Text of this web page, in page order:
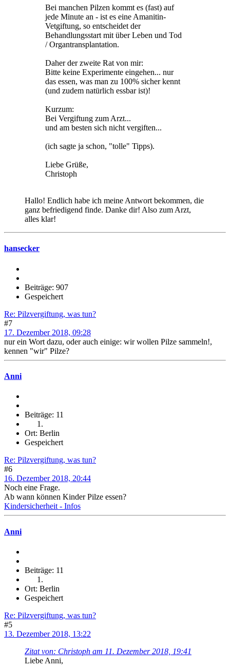
Bei manchen Pilzen kommt es (fast) auf
jede Minute an - ist es eine Amanitin-
Vetgiftung, so entscheidet der
Behandlungsstart mit über Leben und Tod
/ Organtransplantation.
Daher der zweite Rat von mir:
Bitte keine Experimente eingehen... nur
das essen, was man zu 100% sicher kennt
(und zudem natürlich essbar ist)!
Kurzum:
Bei Vergiftung zum Arzt...
und am besten sich nicht vergiften...
(ich sagte ja schon, "tolle" Tipps).
Liebe Grüße,
Christoph
Hallo! Endlich habe ich meine Antwort bekommen, die
ganz befriedigend finde. Danke dir! Also zum Arzt,
alles klar!
hansecker
Beiträge: 907
Gespeichert
Re: Pilzvergiftung, was tun?
#7
17. Dezember 2018, 09:28
nur ein Wort dazu, oder auch einige: wir wollen Pilze sammeln!,
kennen "wir" Pilze?
Anni
Beiträge: 11
Ort: Berlin
Gespeichert
Re: Pilzvergiftung, was tun?
#6
16. Dezember 2018, 20:44
Noch eine Frage.
Ab wann können Kinder Pilze essen?
Kindersicherheit - Infos
Anni
Beiträge: 11
Ort: Berlin
Gespeichert
Re: Pilzvergiftung, was tun?
#5
13. Dezember 2018, 13:22
Zitat von: Christoph am 11. Dezember 2018, 19:41
Liebe Anni,